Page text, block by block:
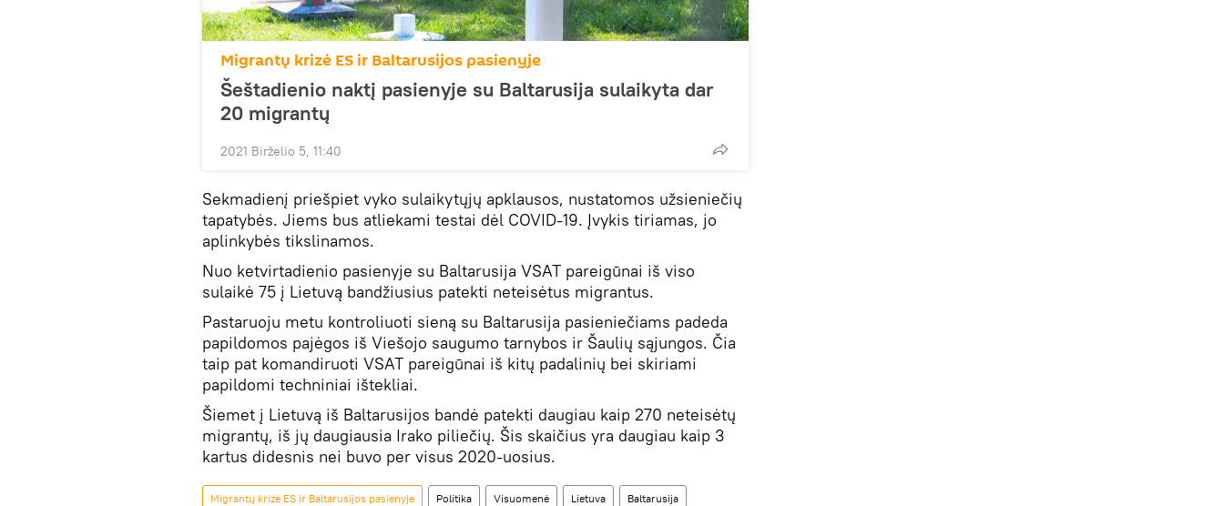
Migrantų krizė ES ir Baltarusijos pasienyje
Šeštadienio naktį pasienyje su Baltarusija sulaikyta dar
20 migrantų
2021 Birželio 5, 11:40
Sekmadienį priešpiet vyko sulaikytųjų apklausos, nustatomos užsieniečių
tapatybės. Jiems bus atliekami testai dėl COVID-19. Įvykis tiriamas, jo
aplinkybės tikslinamos.
Nuo ketvirtadienio pasienyje su Baltarusija VSAT pareigūnai iš viso
sulaikė 75 į Lietuvą bandžiusius patekti neteisėtus migrantus.
Pastaruoju metu kontroliuoti sieną su Baltarusija pasieniečiams padeda
papildomos pajėgos iš Viešojo saugumo tarnybos ir Šaulių sąjungos. Čia
taip pat komandiruoti VSAT pareigūnai iš kitų padalinių bei skiriami
papildomi techniniai ištekliai.
Šiemet į Lietuvą iš Baltarusijos bandė patekti daugiau kaip 270 neteisėtų
migrantų, iš jų daugiausia Irako piliečių. Šis skaičius yra daugiau kaip 3
kartus didesnis nei buvo per visus 2020-uosius.
Migrantų krizė ES ir Baltarusijos pasienyje Politika Visuomenė Lietuva Baltarusija